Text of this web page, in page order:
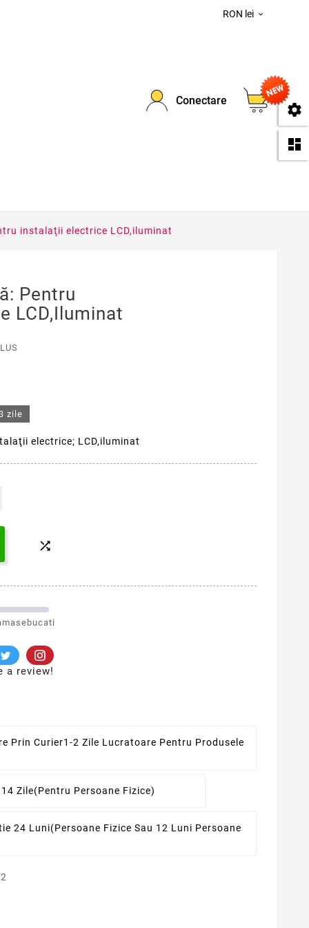
RON lei 
Conectare
0
instalaţii electrice LCD,iluminat
Pentru
LCD,iluminat
zile
electrice; LCD,iluminat

a review!
Prin Curier1-2 Zile Lucratoare Pentru Produsele
Zile(pentru Persoane Fizice)
24 Luni(persoane Fizice Sau 12 Luni Persoane